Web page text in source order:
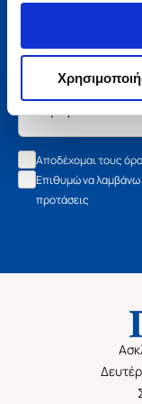
Εγγραφείτε στο
νέα βιβλία, τις
Αποδέχομαι τους
Επιθυμώ να
προτάσεις